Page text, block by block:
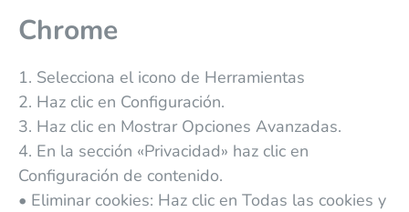
Chrome
1. Selecciona el icono de Herramientas
2. Haz clic en Configuración.
3. Haz clic en Mostrar Opciones Avanzadas.
4. En la sección «Privacidad» haz clic en
Configuración de contenido.
• Eliminar cookies: Haz clic en Todas las cookies y